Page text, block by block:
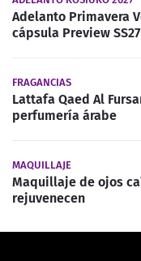
Adelanto Primavera
cápsula Preview
FRAGANCIAS
Lattafa Qaed Al
perfumería árabe
MAQUILLAJE
Maquillaje de ojos
rejuvenecen